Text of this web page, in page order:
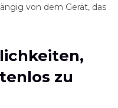
von dem Gerät, das
zu